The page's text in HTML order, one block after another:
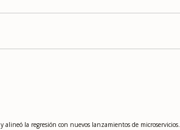
la regresión con nuevos lanzamientos de microservicios.